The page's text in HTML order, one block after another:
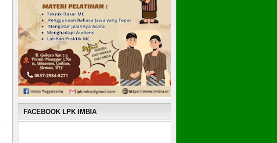
FACEBOOK LPK IMBIA